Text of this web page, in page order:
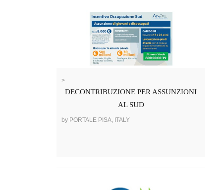
>
DECONTRIBUZIONE PER ASSUNZIONI
AL SUD
by PORTALE PISA, ITALY